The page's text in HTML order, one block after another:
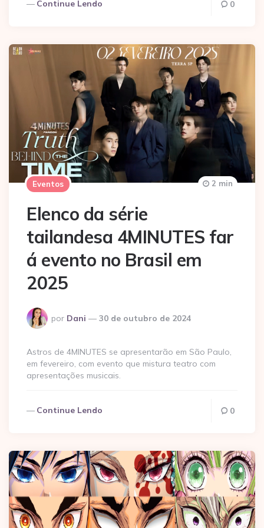
Continue Lendo 0
Eventos
Elenco da série
tailandesa 4MINUTES far
á evento no Brasil em
2025
Postado
por
por Dani 30 de outubro de 2024
2 min
Astros de 4MINUTES se apresentarão em São Paulo,
em fevereiro, com evento que mistura teatro com
apresentações musicais.
Continue Lendo 0